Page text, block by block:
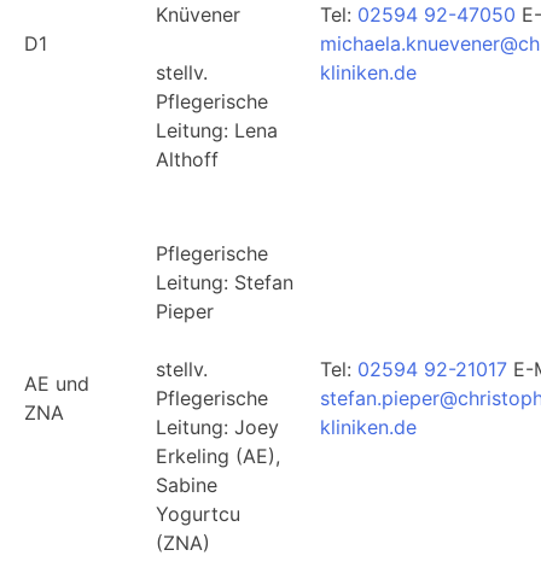
D1
Knüvener
stellv.
Pflegerische
Leitung: Lena
Althoff
Tel: 02594 92-47050
kliniken.de
AE und
ZNA
Pflegerische
Leitung: Stefan
Pieper
stellv.
Pflegerische
Leitung: Joey
Erkeling (AE),
Sabine
Yogurtcu
(ZNA)
Tel: 02594 92-21017 E-
kliniken.de